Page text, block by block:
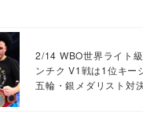
2/14 WBO世界ライト
ンチク V1戦は1位キー
五輪・銀メダリスト対